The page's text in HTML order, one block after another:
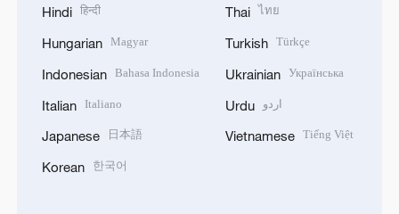
Hindi हिन्दी
Hungarian Magyar
Indonesian Bahasa Indonesia
Italian Italiano
Japanese 日本語
Korean 한국어
Thai ไทย
Turkish Türkçe
Ukrainian Українська
Urdu اردو
Vietnamese Tiếng Việt